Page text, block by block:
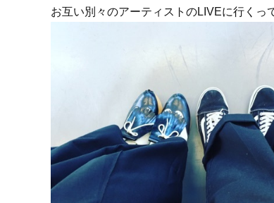
お互い別々のアーティストのLIVEに行くっ